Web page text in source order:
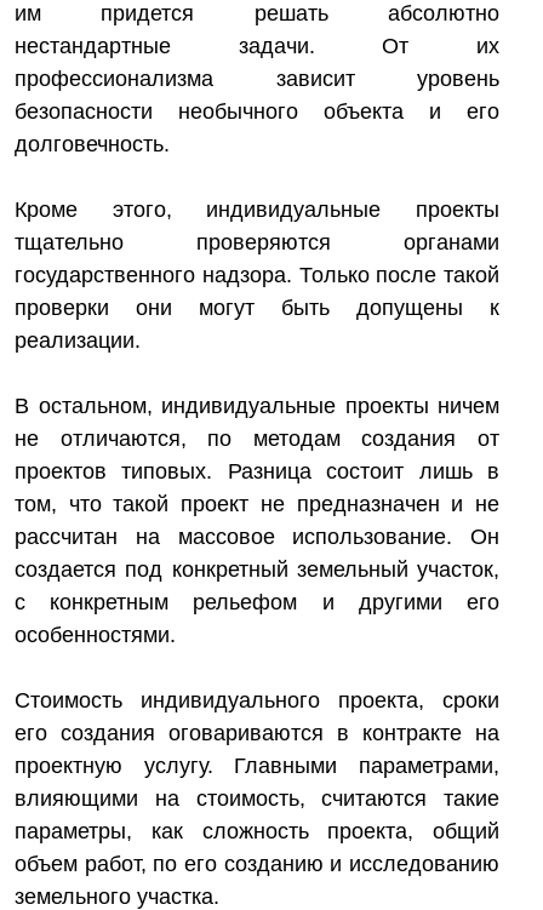
им придется решать абсолютно
нестандартные задачи. От их
профессионализма зависит уровень
безопасности необычного объекта и его
долговечность.
Кроме этого, индивидуальные проекты
тщательно проверяются органами
государственного надзора. Только после такой
проверки они могут быть допущены к
реализации.
В остальном, индивидуальные проекты ничем
не отличаются, по методам создания от
проектов типовых. Разница состоит лишь в
том, что такой проект не предназначен и не
рассчитан на массовое использование. Он
создается под конкретный земельный участок,
с конкретным рельефом и другими его
особенностями.
Стоимость индивидуального проекта, сроки
его создания оговариваются в контракте на
проектную услугу. Главными параметрами,
влияющими на стоимость, считаются такие
параметры, как сложность проекта, общий
объем работ, по его созданию и исследованию
земельного участка.